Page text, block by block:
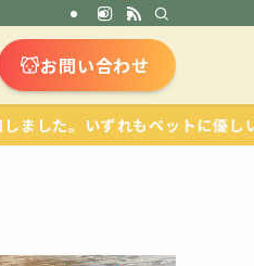
お問い合わせ
れもペットに優しい設備が整